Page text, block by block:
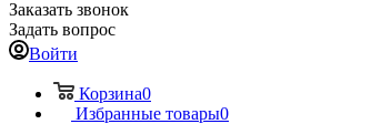
Заказать звонок
Задать вопрос
Войти
Корзина0
Избранные товары0